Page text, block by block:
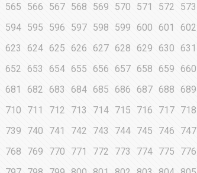
565 566 567 568 569 570 571 572 573
594 595 596 597 598 599 600 601 602
623 624 625 626 627 628 629 630 631
652 653 654 655 656 657 658 659 660
681 682 683 684 685 686 687 688 689
710 711 712 713 714 715 716 717 718
739 740 741 742 743 744 745 746 747
768 769 770 771 772 773 774 775 776